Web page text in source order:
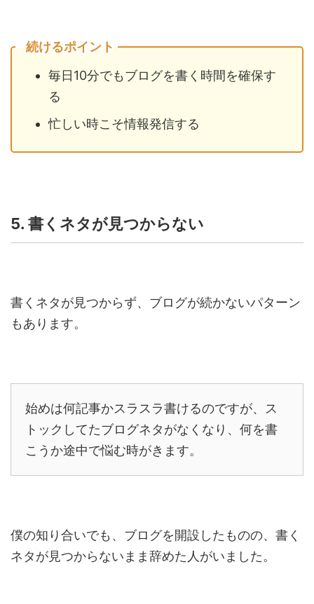
続けるポイント
毎日10分でもブログを書く時間を確保す
る
忙しい時こそ情報発信する
5. 書くネタが見つからない
書くネタが見つからず、ブログが続かないパターン
もあります。
始めは何記事かスラスラ書けるのですが、ス
トックしてたブログネタがなくなり、何を書
こうか途中で悩む時がきます。
僕の知り合いでも、ブログを開設したものの、書く
ネタが見つからないまま辞めた人がいました。